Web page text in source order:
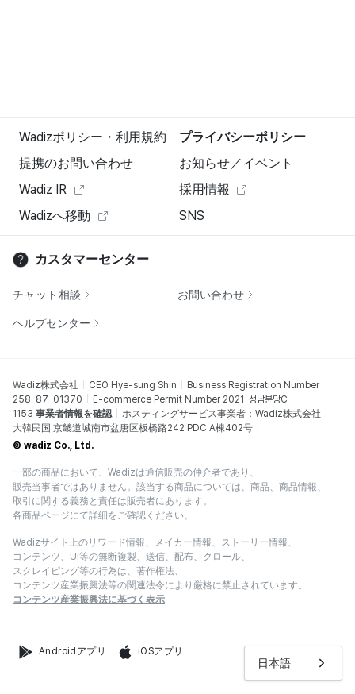
日本語
Wadizポリシー・利用規約
プライバシーポリシー
提携のお問い合わせ
お知らせ／イベント
Wadiz IR
採用情報
Wadizへ移動
SNS
カスタマーセンター
チャット相談 お問い合わせ
ヘルプセンター
Wadiz株式会社 CEO Hye-sung Shin
Business Registration Number
258-87-01370
E-commerce Permit Number 2021-성남분당C-
1153 事業者情報を確認
ホスティングサービス事業者：Wadiz株式会社
大韓民国 京畿道城南市盆唐区板橋路242 PDC A棟402号
© wadiz Co., Ltd.
一部の商品において、Wadizは通信販売の仲介者であり、
販売当事者ではありません。該当する商品については、商品、商品情報、
取引に関する義務と責任は販売者にあります。
各商品ページにて詳細をご確認ください。
Wadizサイト上のリワード情報、メイカー情報、ストーリー情報、
コンテンツ、UI等の無断複製、送信、配布、クロール、
スクレイピング等の行為は、著作権法、
コンテンツ産業振興法等の関連法令により厳格に禁止されています。
コンテンツ産業振興法に基づく表示
Androidアプリ iOSアプリ